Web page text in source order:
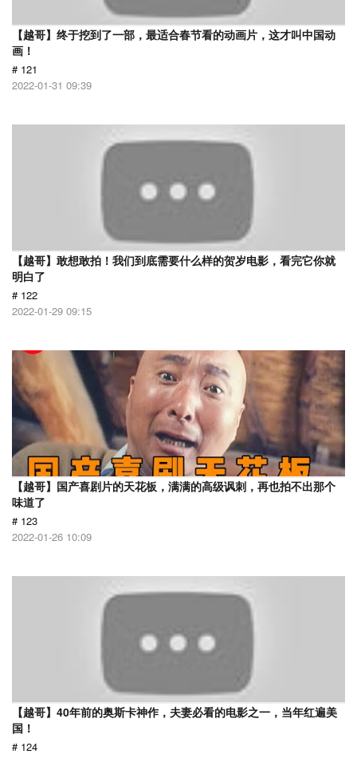
【越哥】终于挖到了一部，最适合春节看的动画片，这才叫中国动
画！
# 121
2022-01-31 09:39
【越哥】敢想敢拍！我们到底需要什么样的贺岁电影，看完它你就
明白了
# 122
2022-01-29 09:15
【越哥】国产喜剧片的天花板，满满的高级讽刺，再也拍不出那个
味道了
# 123
2022-01-26 10:09
【越哥】40年前的奥斯卡神作，夫妻必看的电影之一，当年红遍美
国！
# 124